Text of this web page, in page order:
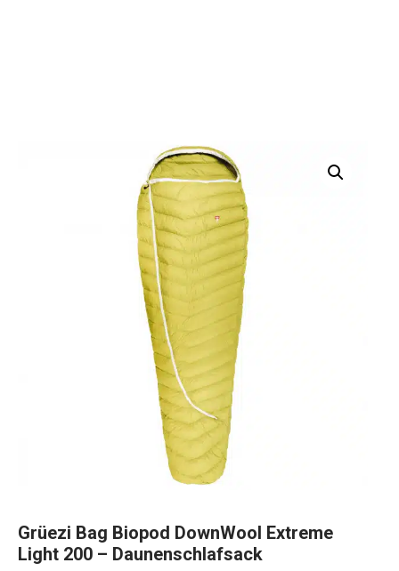
Grüezi Bag Biopod DownWool Extreme
Light 200 – Daunenschlafsack